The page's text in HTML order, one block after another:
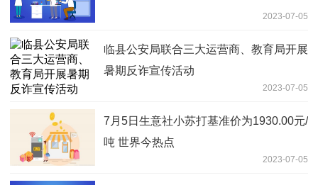
2023-07-05
临县公安局联合三大运营商、教育局开展
暑期反诈宣传活动
2023-07-05
7月5日生意社小苏打基准价为1930.00元/
吨 世界今热点
2023-07-05